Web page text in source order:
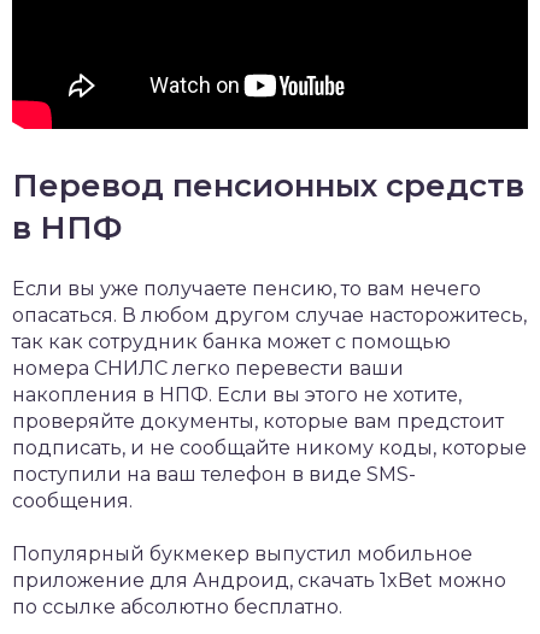
Перевод пенсионных средств
в НПФ
Если вы уже получаете пенсию, то вам нечего
опасаться. В любом другом случае насторожитесь,
так как сотрудник банка может с помощью
номера СНИЛС легко перевести ваши
накопления в НПФ. Если вы этого не хотите,
проверяйте документы, которые вам предстоит
подписать, и не сообщайте никому коды, которые
поступили на ваш телефон в виде SMS-
сообщения.
Популярный букмекер выпустил мобильное
приложение для Андроид, скачать 1xBet можно
по ссылке абсолютно бесплатно.